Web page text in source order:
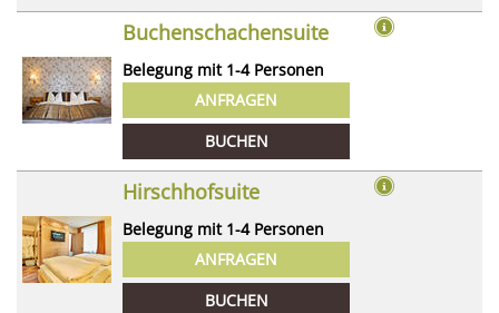
Buchenschachensuite
Belegung mit 1-4 Personen
ANFRAGEN
BUCHEN
Hirschhofsuite
Belegung mit 1-4 Personen
ANFRAGEN
BUCHEN